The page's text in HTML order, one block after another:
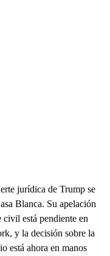
jurídica de Trump se
Blanca. Su apelación
civil está pendiente en
y la decisión sobre la
está ahora en manos